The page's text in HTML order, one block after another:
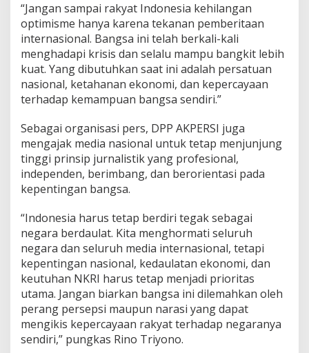
“Jangan sampai rakyat Indonesia kehilangan
optimisme hanya karena tekanan pemberitaan
internasional. Bangsa ini telah berkali-kali
menghadapi krisis dan selalu mampu bangkit lebih
kuat. Yang dibutuhkan saat ini adalah persatuan
nasional, ketahanan ekonomi, dan kepercayaan
terhadap kemampuan bangsa sendiri.”
Sebagai organisasi pers, DPP AKPERSI juga
mengajak media nasional untuk tetap menjunjung
tinggi prinsip jurnalistik yang profesional,
independen, berimbang, dan berorientasi pada
kepentingan bangsa.
“Indonesia harus tetap berdiri tegak sebagai
negara berdaulat. Kita menghormati seluruh
negara dan seluruh media internasional, tetapi
kepentingan nasional, kedaulatan ekonomi, dan
keutuhan NKRI harus tetap menjadi prioritas
utama. Jangan biarkan bangsa ini dilemahkan oleh
perang persepsi maupun narasi yang dapat
mengikis kepercayaan rakyat terhadap negaranya
sendiri,” pungkas Rino Triyono.